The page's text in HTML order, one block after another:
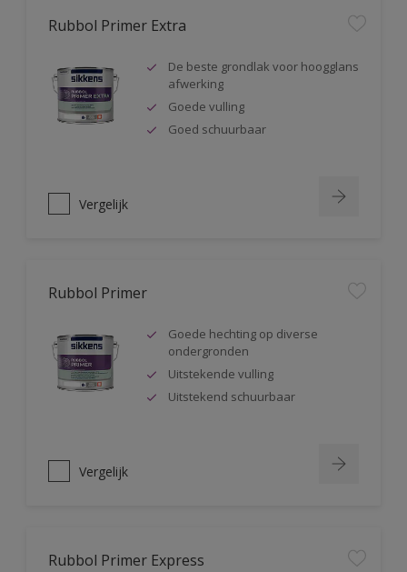
Rubbol Primer Extra
De beste grondlak voor hoogglans
afwerking
Goede vulling
Goed schuurbaar
Vergelijk
Rubbol Primer
Goede hechting op diverse
ondergronden
Uitstekende vulling
Uitstekend schuurbaar
Vergelijk
Rubbol Primer Express